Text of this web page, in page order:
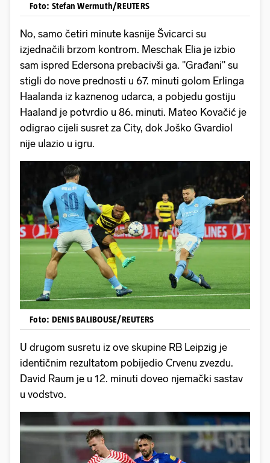
Foto: Stefan Wermuth/REUTERS
No, samo četiri minute kasnije Švicarci su
izjednačili brzom kontrom. Meschak Elia je izbio
sam ispred Edersona prebacivši ga. "Građani" su
stigli do nove prednosti u 67. minuti golom Erlinga
Haalanda iz kaznenog udarca, a pobjedu gostiju
Haaland je potvrdio u 86. minuti. Mateo Kovačić je
odigrao cijeli susret za City, dok Joško Gvardiol
nije ulazio u igru.
Foto: DENIS BALIBOUSE/REUTERS
U drugom susretu iz ove skupine RB Leipzig je
identičnim rezultatom pobijedio Crvenu zvezdu.
David Raum je u 12. minuti doveo njemački sastav
u vodstvo.